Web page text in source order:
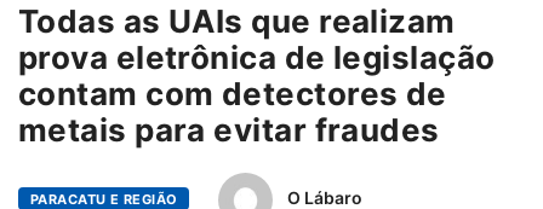
Todas as UAIs que realizam
prova eletrônica de legislação
contam com detectores de
metais para evitar fraudes
PARACATU E REGIÃO O Lábaro